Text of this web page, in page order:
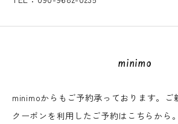
minimo
minimoからもご予約承っております。ご
クーポンを利用したご予約はこちらから。